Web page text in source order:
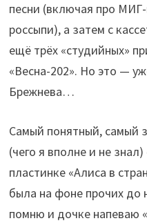
песни (включая про
россыпи), а затем с
ещё трёх «студийных»
«Весна-202». Но это —
Брежнева…
Самый понятный, самый
(чего я вполне и не
пластинке «Алиса в
была на фоне прочих до
помню и дочке напеваю